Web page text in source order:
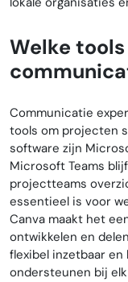
Welke
Communicatie
tools om projecten
software zijn
Microsoft Teams
projectteams
essentieel is voor
Canva maakt het
ontwikkelen en
flexibel inzetbaar
ondersteunen bij